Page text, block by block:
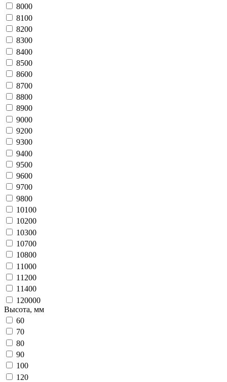
8000
8100
8200
8300
8400
8500
8600
8700
8800
8900
9000
9200
9300
9400
9500
9600
9700
9800
10100
10200
10300
10700
10800
11000
11200
11400
120000
Высота, мм
60
70
80
90
100
120